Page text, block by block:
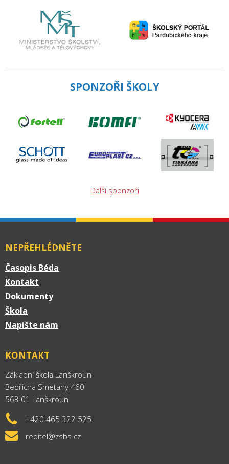
SPONZOŘI ŠKOLY
Další sponzoři
NEPŘEHLÉDNĚTE
Časopis Béda
Kontakt
Dokumenty
Škola
Napište nám
KONTAKT
Základní škola Lanškroun
Bedřicha Smetany 460
563 01 Lanškroun
+420 465 322 525
reditel@zsbs.cz